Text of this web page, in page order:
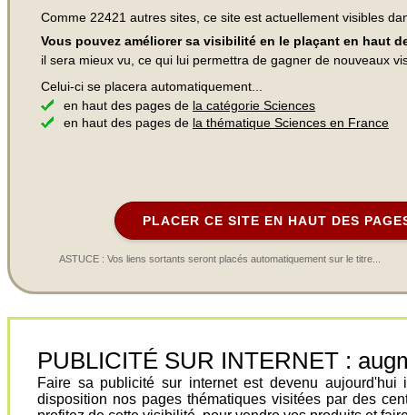
Comme 22421 autres sites, ce site est actuellement visibles
Vous pouvez améliorer sa visibilité en le plaçant en haut
il sera mieux vu, ce qui lui permettra de gagner de nouveaux
Celui-ci se placera automatiquement...
en haut des pages de la catégorie Sciences
en haut des pages de la thématique Sciences en France
PLACER CE SITE EN HAUT DES
ASTUCE : Vos liens sortants seront placés automatiquement sur le titre...
PUBLICITÉ SUR INTERNET :
Faire sa publicité sur internet est devenu
disposition nos pages thématiques visitées par des